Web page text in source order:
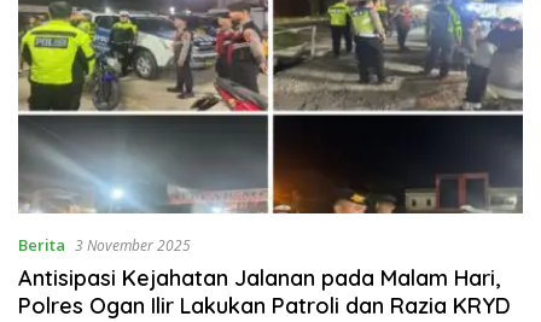
Berita 3 November 2025
Antisipasi Kejahatan Jalanan pada Malam Hari,
Polres Ogan Ilir Lakukan Patroli dan Razia KRYD